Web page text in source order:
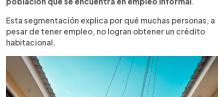
Esta segmentación explica por qué muchas personas, a
pesar de tener empleo, no logran obtener un crédito
habitacional.